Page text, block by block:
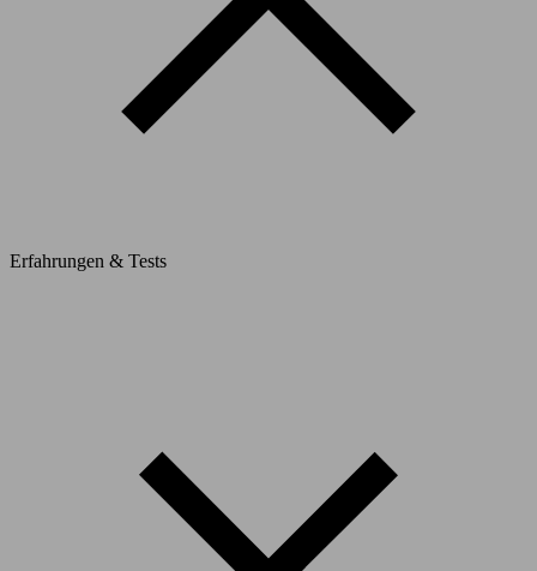
Erfahrungen & Tests